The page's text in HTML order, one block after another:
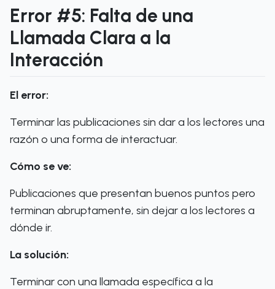
Error #5: Falta de una
Llamada Clara a la
Interacción
El error:
Terminar las publicaciones sin dar a los lectores una
razón o una forma de interactuar.
Cómo se ve:
Publicaciones que presentan buenos puntos pero
terminan abruptamente, sin dejar a los lectores a
dónde ir.
La solución:
Terminar con una llamada específica a la